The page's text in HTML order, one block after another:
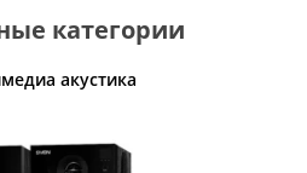
категории
акустика